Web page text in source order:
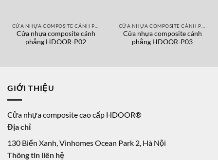
Cửa nhựa composite cánh
phẳng HDOOR-P02
Cửa nhựa composite cánh
phẳng HDOOR-P03
GIỚI THIỆU
Cửa nhựa composite cao cấp HDOOR®
Địa chỉ
130 Biển Xanh, Vinhomes Ocean Park 2, Hà Nội
Thông tin liên hệ